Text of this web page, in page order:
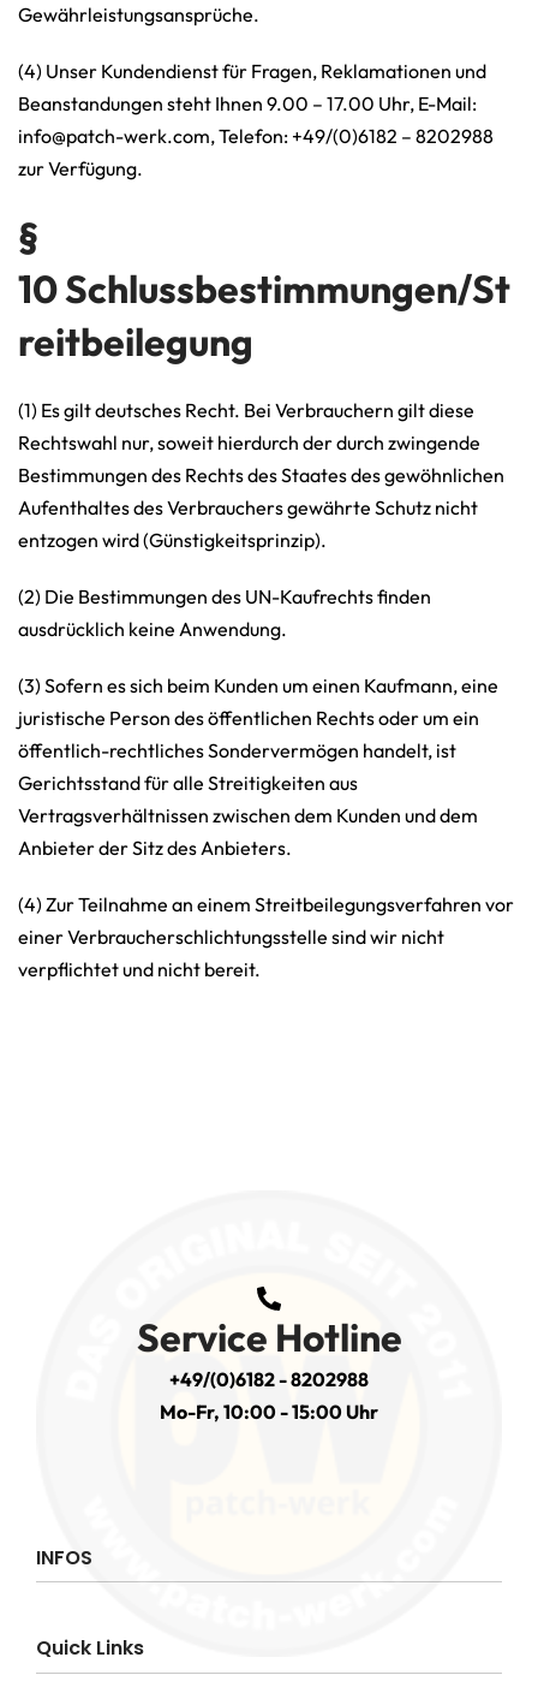
Gewährleistungsansprüche.
(4) Unser Kundendienst für Fragen, Reklamationen und
Beanstandungen steht Ihnen 9.00 – 17.00 Uhr, E-Mail:
info@patch-werk.com, Telefon: +49/(0)6182 – 8202988
zur Verfügung.
§
10 Schlussbestimmungen/St
reitbeilegung
(1) Es gilt deutsches Recht. Bei Verbrauchern gilt diese
Rechtswahl nur, soweit hierdurch der durch zwingende
Bestimmungen des Rechts des Staates des gewöhnlichen
Aufenthaltes des Verbrauchers gewährte Schutz nicht
entzogen wird (Günstigkeitsprinzip).
(2) Die Bestimmungen des UN-Kaufrechts finden
ausdrücklich keine Anwendung.
(3) Sofern es sich beim Kunden um einen Kaufmann, eine
juristische Person des öffentlichen Rechts oder um ein
öffentlich-rechtliches Sondervermögen handelt, ist
Gerichtsstand für alle Streitigkeiten aus
Vertragsverhältnissen zwischen dem Kunden und dem
Anbieter der Sitz des Anbieters.
(4) Zur Teilnahme an einem Streitbeilegungsverfahren vor
einer Verbraucherschlichtungsstelle sind wir nicht
verpflichtet und nicht bereit.
Service Hotline
+49/(0)6182 - 8202988
Mo-Fr, 10:00 - 15:00 Uhr
INFOS
AGB
Quick Links